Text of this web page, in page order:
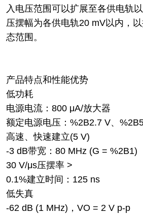
入电压范围可以扩展至各供电轨
压摆幅为各供电轨20 mV以内，
态范围。
产品特点和性能优势
低功耗
电源电流：800 μA/放大器
额定电源电压：%2B2.7 V、
高速、快速建立(5 V)
-3 dB带宽：80 MHz (G = %2B1)
30 V/μs压摆率 >
0.1%建立时间：125 ns
低失真
-62 dB (1 MHz)，VO = 2 V p-p